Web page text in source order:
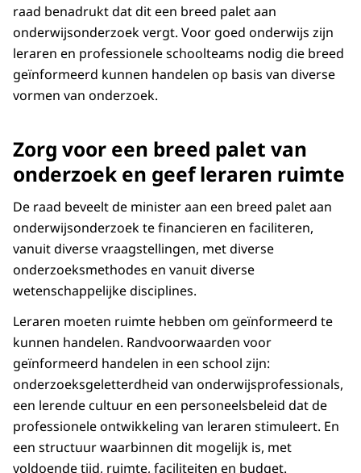
raad benadrukt dat dit een breed palet aan
onderwijsonderzoek vergt. Voor goed onderwijs zijn
leraren en professionele schoolteams nodig die breed
geïnformeerd kunnen handelen op basis van diverse
vormen van onderzoek.
Zorg voor een breed palet van
onderzoek en geef leraren ruimte
De raad beveelt de minister aan een breed palet aan
onderwijsonderzoek te financieren en faciliteren,
vanuit diverse vraagstellingen, met diverse
onderzoeksmethodes en vanuit diverse
wetenschappelijke disciplines.
Leraren moeten ruimte hebben om geïnformeerd te
kunnen handelen. Randvoorwaarden voor
geïnformeerd handelen in een school zijn:
onderzoeksgeletterdheid van onderwijsprofessionals,
een lerende cultuur en een personeelsbeleid dat de
professionele ontwikkeling van leraren stimuleert. En
een structuur waarbinnen dit mogelijk is, met
voldoende tijd, ruimte, faciliteiten en budget.